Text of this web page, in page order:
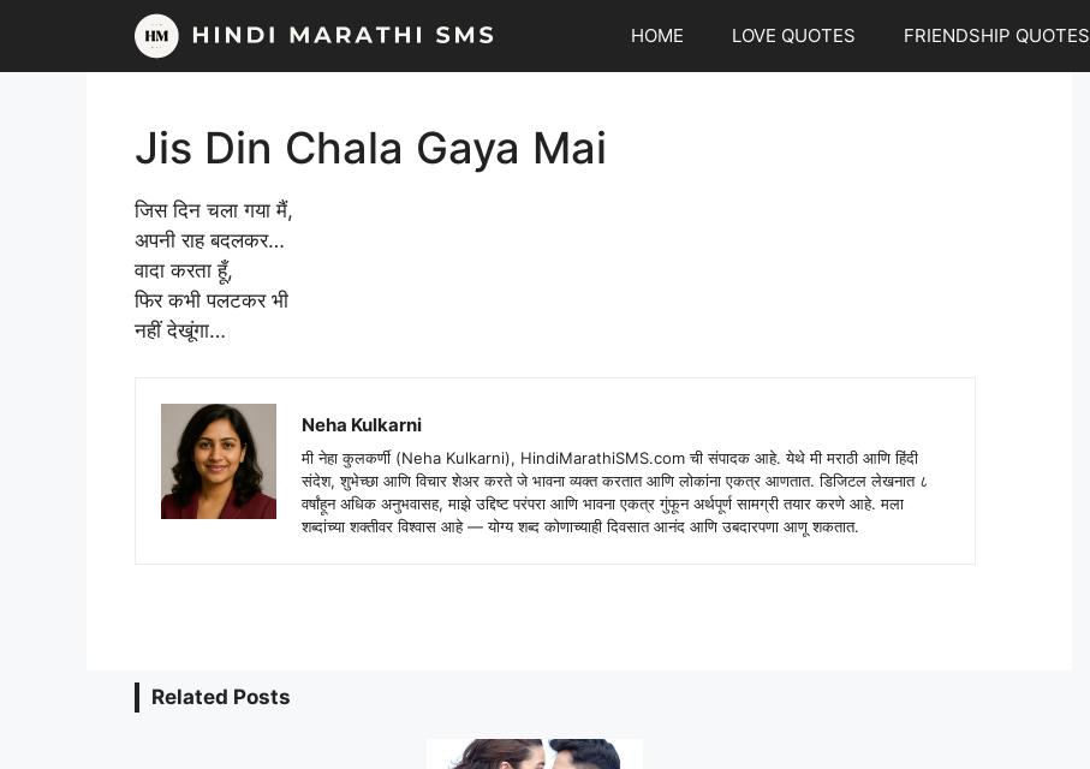
content
HOME LOVE QUOTES FRIENDSHIP QUOTES
Jis Din Chala Gaya Mai
जिस दिन चला गया मैं,
अपनी राह बदलकर…
वादा करता हूँ,
फिर कभी पलटकर भी
नहीं देखूंगा…
Neha Kulkarni
मी नेहा कुलकर्णी (Neha Kulkarni), HindiMarathiSMS.com ची संपादक आहे. येथे मी मराठी आणि हिंदी
संदेश, शुभेच्छा आणि विचार शेअर करते जे भावना व्यक्त करतात आणि लोकांना एकत्र आणतात. डिजिटल लेखनात ८
वर्षांहून अधिक अनुभवासह, माझे उद्दिष्ट परंपरा आणि भावना एकत्र गुंफून अर्थपूर्ण सामग्री तयार करणे आहे. मला
शब्दांच्या शक्तीवर विश्वास आहे — योग्य शब्द कोणाच्याही दिवसात आनंद आणि उबदारपणा आणू शकतात.
Related Posts